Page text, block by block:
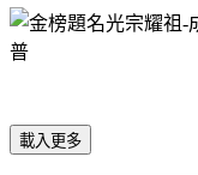
載入更多